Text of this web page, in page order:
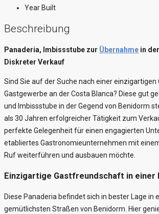
Year Built
Beschreibung
Panaderia, Imbissstube zur Übernahme in
Diskreter Verkauf
Sind Sie auf der Suche nach einer einzigartigen
Gastgewerbe an der Costa Blanca? Diese gut
und Imbissstube in der Gegend von Benidorm
als 30 Jahren erfolgreicher Tätigkeit zum
perfekte Gelegenheit für einen engagierten
etabliertes Gastronomieunternehmen mit
Ruf weiterführen und ausbauen möchte.
Einzigartige Gastfreundschaft in einer
Diese Panaderia befindet sich in bester Lage in
gemütlichsten Straßen von Benidorm. Hier